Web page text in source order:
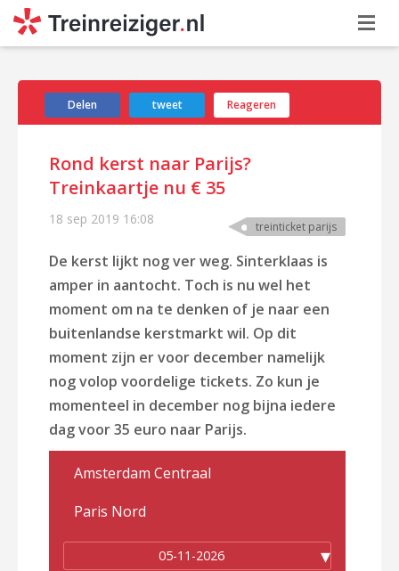
Delen tweet Reageren
Rond kerst naar Parijs?
Treinkaartje nu € 35
18 sep 2019 16:08 treinticket parijs
De kerst lijkt nog ver weg. Sinterklaas is
amper in aantocht. Toch is nu wel het
moment om na te denken of je naar een
buitenlandse kerstmarkt wil. Op dit
moment zijn er voor december namelijk
nog volop voordelige tickets. Zo kun je
momenteel in december nog bijna iedere
dag voor 35 euro naar Parijs.
05-11-2026